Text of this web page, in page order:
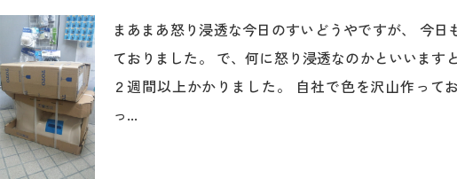
まあまあ怒り浸透な今日のすいどうやですが、 今日
ておりました。 で、何に怒り浸透なのかといいます
２週間以上かかりました。 自社で色を沢山作って
っ...